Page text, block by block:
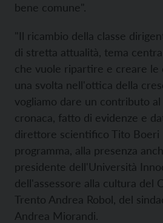
bene comune".
"Il ricambio della classe
di stretta attualità, tema
che vuole ripartire e creare le
una svolta nell'ottica della
vogliamo dare un contributo al
cronaca, fatto di evidenze e
direttore scientifico Tito Boeri
programma, alla presenza
presidente dell'Università
dell'assessore alla cultura del
Trento Andrea Robol, del
Andrea Miorandi.